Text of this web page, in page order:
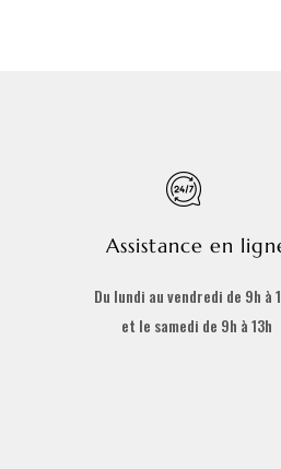
Assistance en
Du lundi au vendredi de 9h à
et le samedi de 9h à 13h